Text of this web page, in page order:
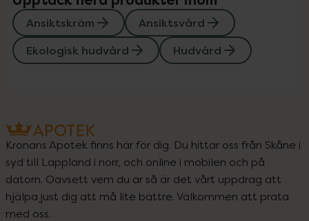
Ansiktskräm
Ansiktsvård
Ekologisk hudvård
Hudvård
Kronans Apotek finns här för dig. Du hittar oss från Skåne i
syd till Lappland i norr, och online i mobilen och på
datorn. Oavsett vem du är så är det vårt uppdrag att
hjälpa just dig att må lite bättre. Välkommen att prata
med oss.